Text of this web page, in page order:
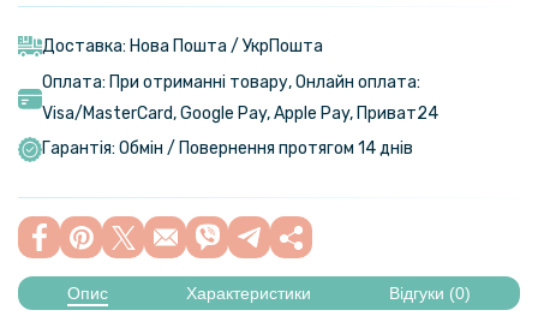
Turbo 4 з металевою вставкою
399 грн
X7, (Антишпигун, глянцева)
299 грн
Доставка: Нова Пошта / УкрПошта
Оплата: При отриманні товару, Онлайн оплата:
Visa/MasterСard, Google Pay, Apple Pay, Приват24
Гарантія: Обмін / Повернення протягом 14 днів
Опис Характеристики Відгуки (0)